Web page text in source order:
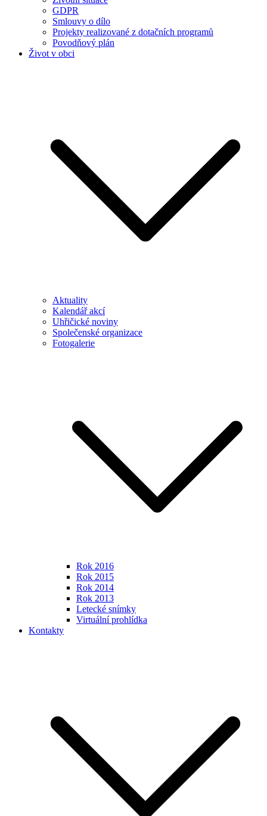
GDPR
Smlouvy o dílo
Projekty realizované z dotačních programů
Povodňový plán
Život v obci
Aktuality
Kalendář akcí
Uhřičické noviny
Společenské organizace
Fotogalerie
Rok 2016
Rok 2015
Rok 2014
Rok 2013
Letecké snímky
Virtuální prohlídka
Kontakty